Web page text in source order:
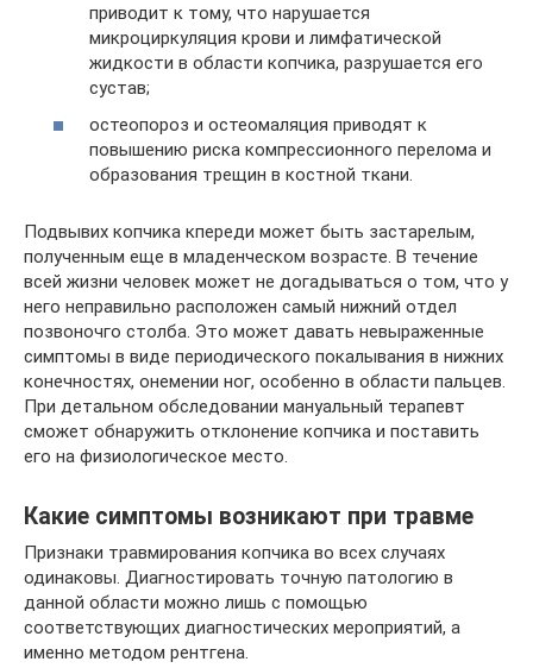
приводит к тому, что нарушается
микроциркуляция крови и лимфатической
жидкости в области копчика, разрушается его
сустав;
остеопороз и остеомаляция приводят к
повышению риска компрессионного перелома и
образования трещин в костной ткани.
Подвывих копчика кпереди может быть застарелым,
полученным еще в младенческом возрасте. В течение
всей жизни человек может не догадываться о том, что у
него неправильно расположен самый нижний отдел
позвоночго столба. Это может давать невыраженные
симптомы в виде периодического покалывания в нижних
конечностях, онемении ног, особенно в области пальцев.
При детальном обследовании мануальный терапевт
сможет обнаружить отклонение копчика и поставить
его на физиологическое место.
Какие симптомы возникают при травме
Признаки травмирования копчика во всех случаях
одинаковы. Диагностировать точную патологию в
данной области можно лишь с помощью
соответствующих диагностических мероприятий, а
именно методом рентгена.